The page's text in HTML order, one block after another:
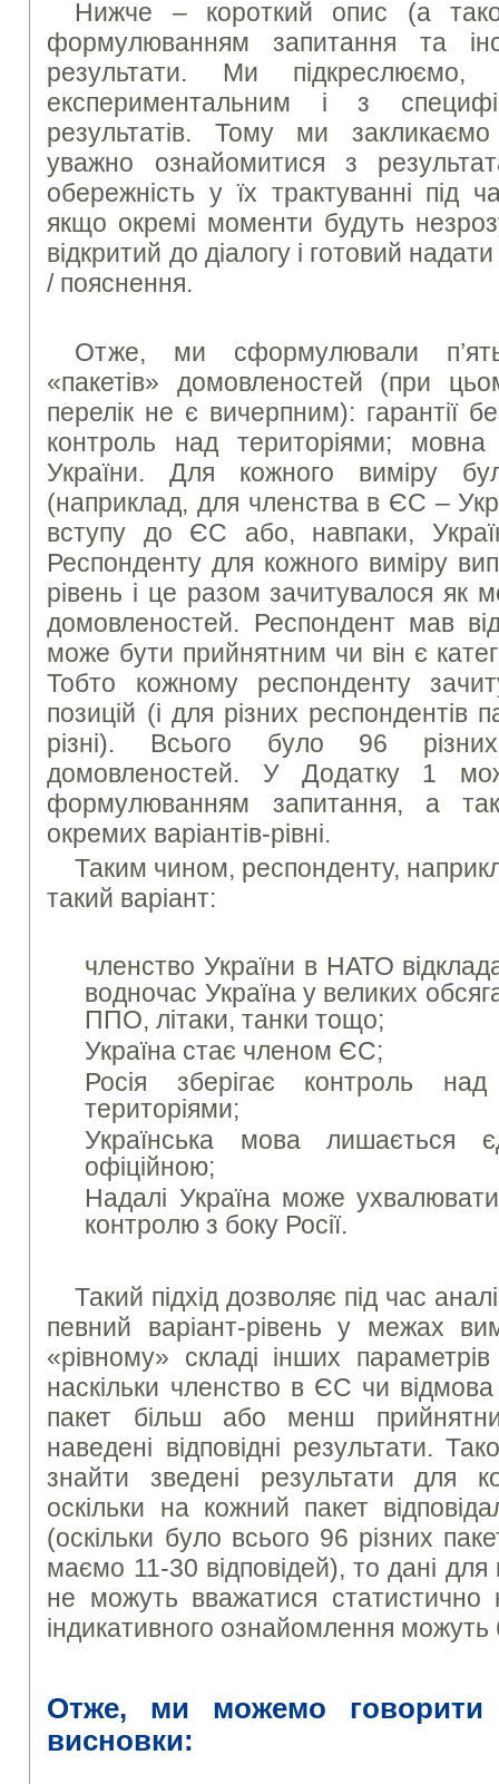
Нижче – короткий опис (а
формулюванням запитання та
результати. Ми
експериментальним і з
результатів. Тому ми закликаємо
уважно ознайомитися з
обережність у їх трактуванні під
якщо окремі моменти будуть
відкритий до діалогу і готовий
/ пояснення.
Отже, ми сформулювали п’ять
«пакетів» домовленостей (при
перелік не є вичерпним): гарантії
контроль над територіями; мовна
України. Для кожного виміру
(наприклад, для членства в ЄС –
вступу до ЄС або, навпаки,
Респонденту для кожного виміру
рівень і це разом зачитувалося як
домовленостей. Респондент мав
може бути прийнятним чи він є
Тобто кожному респонденту
позицій (і для різних респондентів
різні). Всього було 96
домовленостей. У Додатку 1
формулюванням запитання, а
окремих варіантів-рівні.
Таким чином, респонденту,
такий варіант:
членство України в НАТО
водночас Україна у великих
ППО, літаки, танки тощо;
Україна стає членом ЄС;
Росія зберігає контроль
територіями;
Українська мова лишається
офіційною;
Надалі Україна може
контролю з боку Росії.
Такий підхід дозволяє під час
певний варіант-рівень у межах
«рівному» складі інших
наскільки членство в ЄС чи
пакет більш або менш
наведені відповідні результати.
знайти зведені результати для
оскільки на кожний пакет
(оскільки було всього 96 різних
маємо 11-30 відповідей), то дані
не можуть вважатися
індикативного ознайомлення
Отже, ми можемо говорити
висновки: